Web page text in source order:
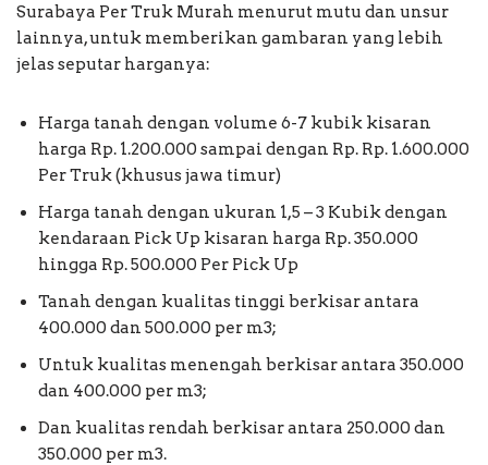
Surabaya Per Truk Murah menurut mutu dan unsur
lainnya, untuk memberikan gambaran yang lebih
jelas seputar harganya:
Harga tanah dengan volume 6-7 kubik kisaran
harga Rp. 1.200.000 sampai dengan Rp. Rp. 1.600.000
Per Truk (khusus jawa timur)
Harga tanah dengan ukuran 1,5 – 3 Kubik dengan
kendaraan Pick Up kisaran harga Rp. 350.000
hingga Rp. 500.000 Per Pick Up
Tanah dengan kualitas tinggi berkisar antara
400.000 dan 500.000 per m3;
Untuk kualitas menengah berkisar antara 350.000
dan 400.000 per m3;
Dan kualitas rendah berkisar antara 250.000 dan
350.000 per m3.